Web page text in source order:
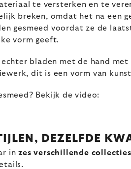
te versterken en te
breken, omdat het na een
gesmeed voordat ze de
vorm geeft.
bladen met de hand
dit is een vorm van
Bekijk de video:
DEZELFDE
inzes verschillende collecties